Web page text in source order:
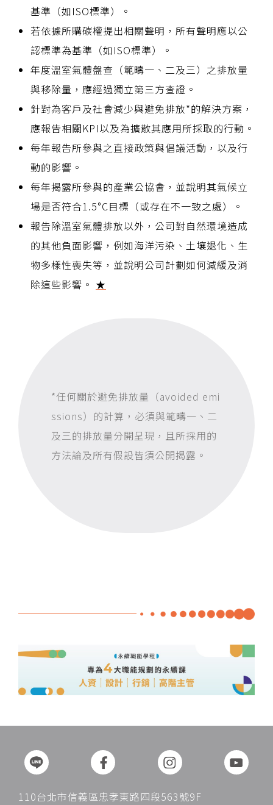
基準（如ISO標準）。
若依據所購碳權提出相關聲明，所有聲明應以公
認標準為基準（如ISO標準）。
年度溫室氣體盤查（範疇一、二及三）之排放量
與移除量，應經過獨立第三方查證。
針對為客戶及社會減少與避免排放*的解決方案，
應報告相關KPI以及為擴散其應用所採取的行動。
每年報告所參與之直接政策與倡議活動，以及行
動的影響。
每年揭露所參與的產業公協會，並說明其氣候立
場是否符合1.5°C目標（或存在不一致之處）。
報告除溫室氣體排放以外，公司對自然環境造成
的其他負面影響，例如海洋污染、土壤退化、生
物多樣性喪失等，並說明公司計劃如何減緩及消
除這些影響。 ★
*任何關於避免排放量（avoided emi
ssions）的計算，必須與範疇一、二
及三的排放量分開呈現，且所採用的
方法論及所有假設皆須公開揭露。
110台北市信義區忠孝東路四段563號9F